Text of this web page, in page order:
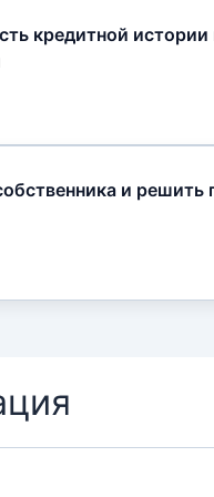
кредитной истории
и